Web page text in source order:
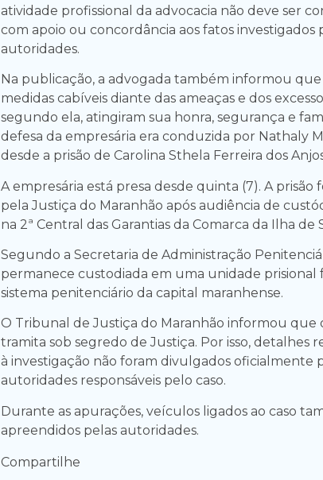
atividade profissional da advocacia não deve ser
com apoio ou concordância aos fatos investigados
autoridades.
Na publicação, a advogada também informou
medidas cabíveis diante das ameaças e dos
segundo ela, atingiram sua honra, segurança e
defesa da empresária era conduzida por Nathaly
desde a prisão de Carolina Sthela Ferreira dos
A empresária está presa desde quinta (7). A prisão
pela Justiça do Maranhão após audiência de
na 2ª Central das Garantias da Comarca da Ilha de
Segundo a Secretaria de Administração
permanece custodiada em uma unidade prisional
sistema penitenciário da capital maranhense.
O Tribunal de Justiça do Maranhão informou que
tramita sob segredo de Justiça. Por isso, detalhes
à investigação não foram divulgados oficialmente
autoridades responsáveis pelo caso.
Durante as apurações, veículos ligados ao caso
apreendidos pelas autoridades.
Compartilhe